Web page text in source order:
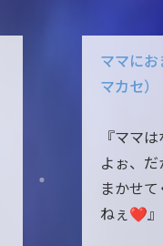
ママに
マカセ）
『ママ
よぉ、
まかせ
ねぇ❤』